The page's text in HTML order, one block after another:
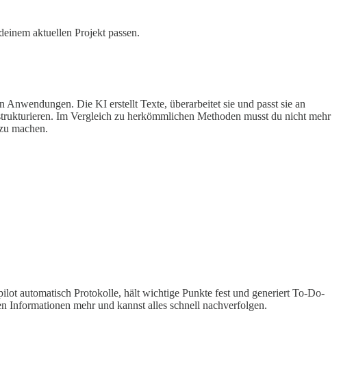
aktuellen Projekt passen.
Die KI erstellt Texte, überarbeitet sie und passt sie an
Im Vergleich zu herkömmlichen Methoden musst du nicht mehr
machen.
automatisch Protokolle, hält wichtige Punkte fest und generiert To-Do-
Informationen mehr und kannst alles schnell nachverfolgen.